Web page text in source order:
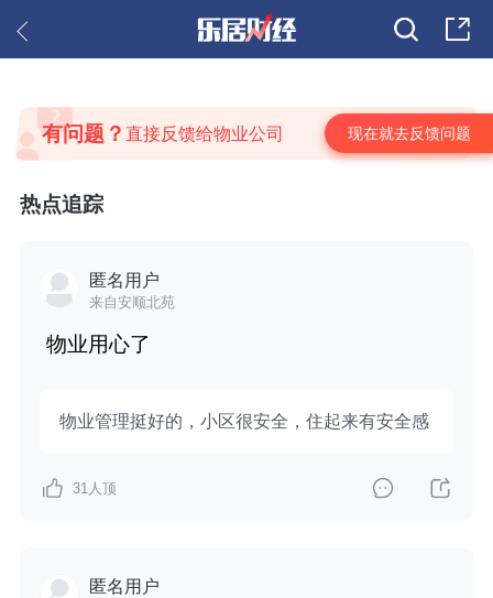
有问题？ 直接反馈给物业公司 现在就去反馈问题
热点追踪
匿名用户
来自安顺北苑
物业用心了
物业管理挺好的，小区很安全，住起来有安全感
31 人顶
匿名用户